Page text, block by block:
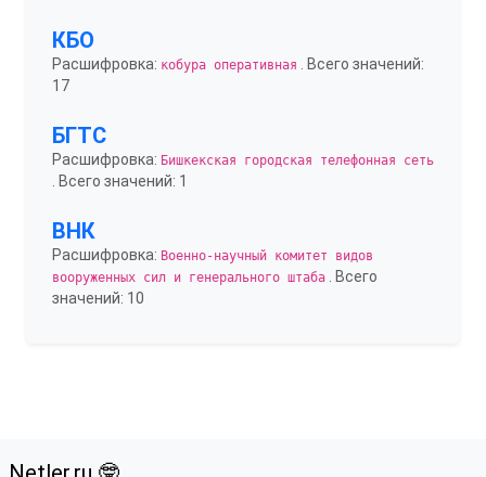
КБО
Расшифровка: кобура оперативная
. Всего значений:
17
БГТС
Расшифровка: Бишкекская городская телефонная сеть
. Всего значений: 1
ВНК
Расшифровка: Военно-научный комитет видов
вооруженных сил и генерального штаба . Всего
значений: 10